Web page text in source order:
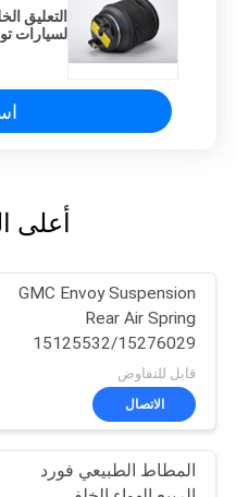
التعليق
أعلى
GMC Envoy Suspension
Rear Air Spring
15125532/15276029
قابل للتفاوض
الاتصال
المطاط الطبيعي فورد